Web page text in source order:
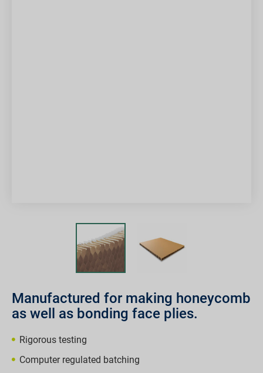
Manufactured for making honeycomb
as well as bonding face plies.
Rigorous testing
Computer regulated batching